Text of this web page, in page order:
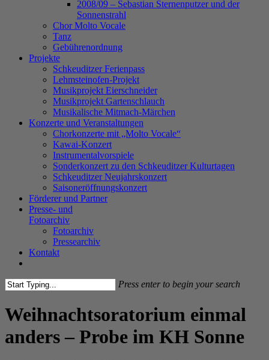
2008/09 – Sebastian Sternenputzer und der
Sonnenstrahl
Chor Molto Vocale
Tanz
Gebührenordnung
Projekte
Schkeuditzer Ferienpass
Lehmsteinofen-Projekt
Musikprojekt Eierschneider
Musikprojekt Gartenschlauch
Musikalische Mitmach-Märchen
Konzerte und Veranstaltungen
Chorkonzerte mit „Molto Vocale“
Kawai-Konzert
Instrumentalvorspiele
Sonderkonzert zu den Schkeuditzer Kulturtagen
Schkeuditzer Neujahrskonzert
Saisoneröffnungskonzert
Förderer und Partner
Presse- und
Fotoarchiv
Fotoarchiv
Pressearchiv
Kontakt
Press enter to begin your search
Search
Weihnachtsoratorium einmal
anders – Probe im KH Sonne